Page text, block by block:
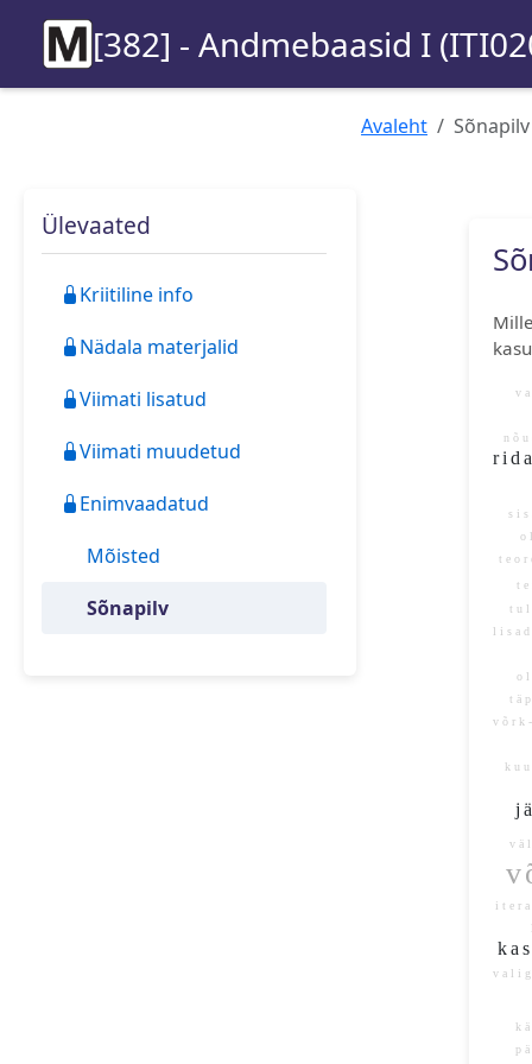
[382] - Andmebaasid I
Avaleht Sõnapilv
Ülevaated
Kriitiline info
Nädala materjalid
Viimati lisatud
Viimati muudetud
Enimvaadatud
Mõisted
Sõnapilv